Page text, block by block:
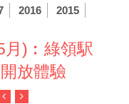
2016 2015
)︰綠領駅
放體驗